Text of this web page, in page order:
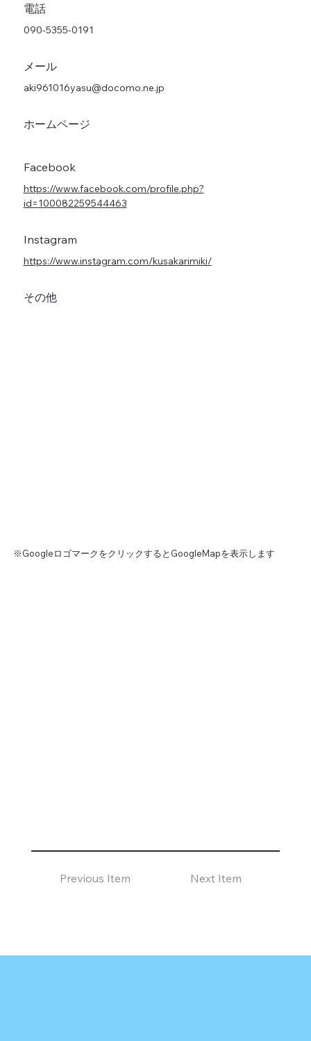
電話
090-5355-0191
メール
aki961016yasu@docomo.ne.jp
ホームページ
Facebook
https://www.facebook.com/profile.php?
id=100082259544463
Instagram
https://www.instagram.com/kusakarimiki/
その他
※GoogleロゴマークをクリックするとGoogleMapを表示します
Previous Item Next Item